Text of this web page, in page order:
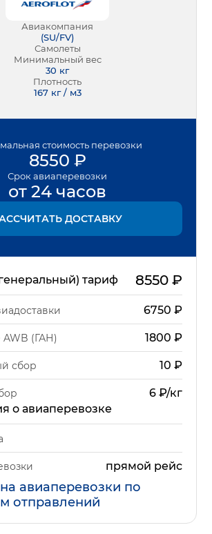
Авиакомпания
(SU/FV)
Самолеты
Минимальный вес
30 кг
Плотность
167 кг / м3
стоимость перевозки
8550 ₽
Срок авиаперевозки
от 24 часов
ДОСТАВКУ
тариф 8550₽
6750 ₽
(ГАН) 1800 ₽
сбор 10 ₽
6 ₽/кг
о авиаперевозке
прямой рейс
авиаперевозки по
отправлений